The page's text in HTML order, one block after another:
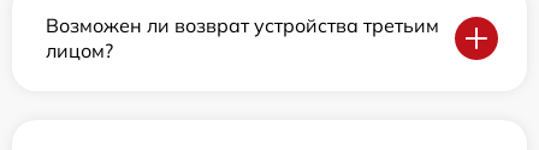
Возможен ли возврат устройства третьим
лицом?